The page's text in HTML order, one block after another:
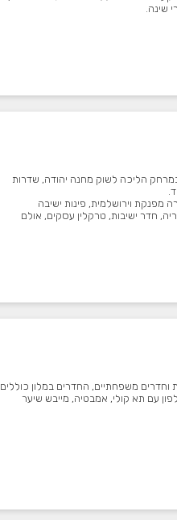
הליכה לשוק מחנה יהודה, שדרות
מפנקת וירושלמית, פינות ישיבה
חדר ישיבות, טרקלין עסקים, אולם
חדרים, סוויטות וחדרים משפחתיים, החדרים במלון כוללים
עם תא קולי, אמבטיה, מייבש שיער